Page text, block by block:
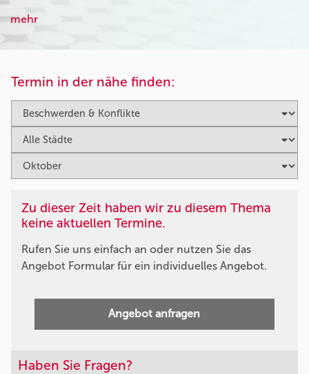
mehr
Termin in der nähe finden:
Zu dieser Zeit haben wir zu diesem Thema
keine aktuellen Termine.
Rufen Sie uns einfach an oder nutzen Sie das
Angebot Formular für ein individuelles Angebot.
Angebot anfragen
Haben Sie Fragen?